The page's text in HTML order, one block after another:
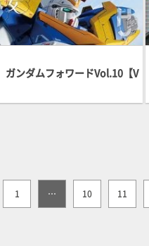
ガンダムフォワードVol.10【V
1 … 10 11